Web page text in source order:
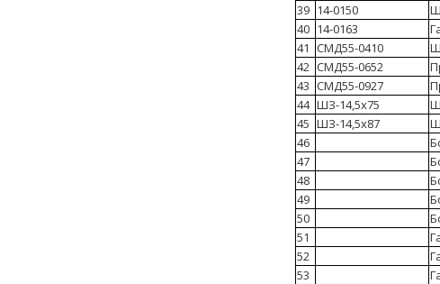
39 14-0150
40 14-0163
41 СМД55-0410
42 СМД55-0652
43 СМД55-0927
44 ШЗ-14,5х75
45 ШЗ-14,5х87
46
47
48
49
50
51
52
53